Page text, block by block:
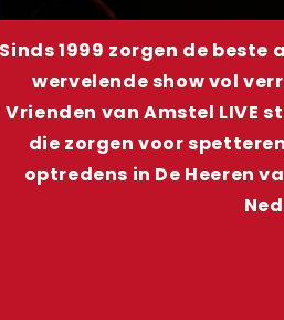
Sinds 1999 zorgen de
wervelende show vol
Vrienden van Amstel LIVE
die zorgen voor
optredens in De Heeren